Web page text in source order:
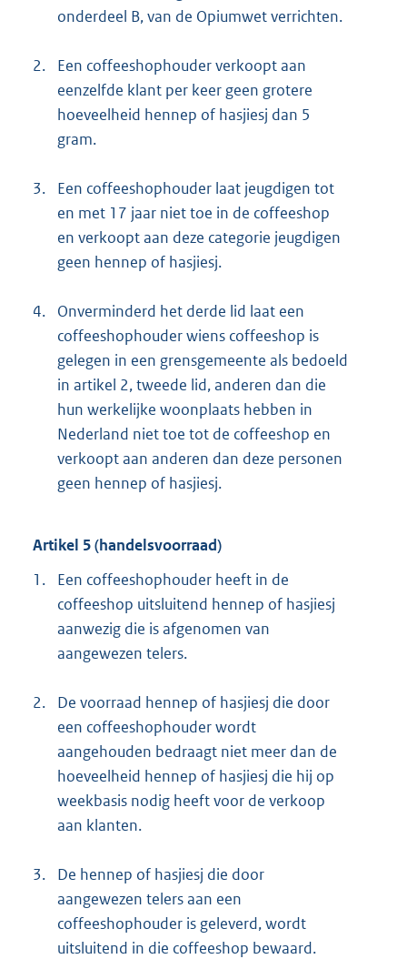
onderdeel B, van de Opiumwet verrichten.
2.
Een coffeeshophouder verkoopt aan
eenzelfde klant per keer geen grotere
hoeveelheid hennep of hasjiesj dan 5
gram.
3.
Een coffeeshophouder laat jeugdigen tot
en met 17 jaar niet toe in de coffeeshop
en verkoopt aan deze categorie jeugdigen
geen hennep of hasjiesj.
4.
Onverminderd het derde lid laat een
coffeeshophouder wiens coffeeshop is
gelegen in een grensgemeente als bedoeld
in artikel 2, tweede lid, anderen dan die
hun werkelijke woonplaats hebben in
Nederland niet toe tot de coffeeshop en
verkoopt aan anderen dan deze personen
geen hennep of hasjiesj.
Artikel 5 (handelsvoorraad)
1.
Een coffeeshophouder heeft in de
coffeeshop uitsluitend hennep of hasjiesj
aanwezig die is afgenomen van
aangewezen telers.
2.
De voorraad hennep of hasjiesj die door
een coffeeshophouder wordt
aangehouden bedraagt niet meer dan de
hoeveelheid hennep of hasjiesj die hij op
weekbasis nodig heeft voor de verkoop
aan klanten.
3.
De hennep of hasjiesj die door
aangewezen telers aan een
coffeeshophouder is geleverd, wordt
uitsluitend in die coffeeshop bewaard.